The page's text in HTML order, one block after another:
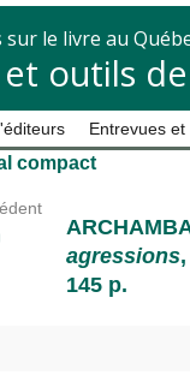
sur le livre au
outils
Entrevues
compact
agressions
145 p.